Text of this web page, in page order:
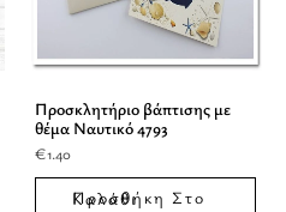
Προσκλητήριο βάπτισης με
θέμα Ναυτικό 4793
€1.40
Προσθήκη Στο Καλάθι